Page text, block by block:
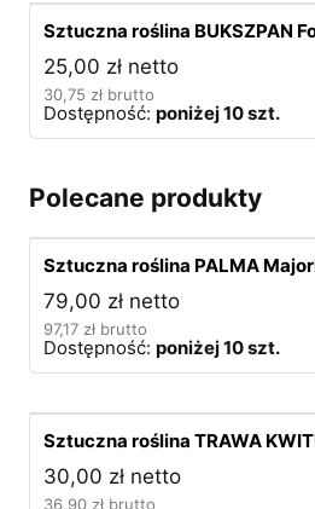
Sztuczna roślina BUKSZPAN
25,00 zł netto
30,75 zł brutto
Dostępność: poniżej 10 szt.
Polecane produkty
Sztuczna roślina PALMA
79,00 zł netto
97,17 zł brutto
Dostępność: poniżej 10 szt.
Sztuczna roślina TRAWA
30,00 zł netto
36,90 zł brutto